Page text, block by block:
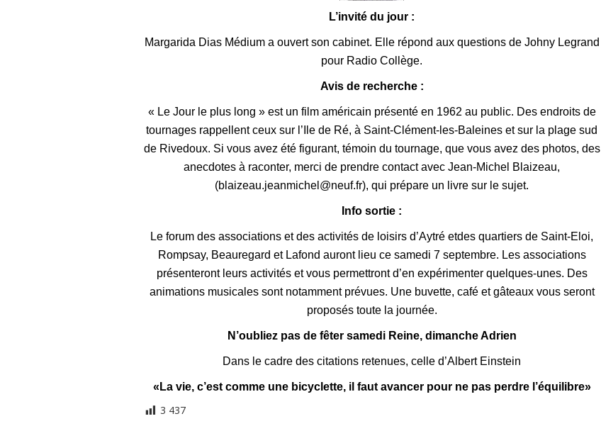
L’invité du jour :
Margarida Dias Médium a ouvert son cabinet. Elle répond aux questions de Johny Legrand
pour Radio Collège.
Avis de recherche :
« Le Jour le plus long » est un film américain présenté en 1962 au public. Des endroits de
tournages rappellent ceux sur l’Ile de Ré, à Saint-Clément-les-Baleines et sur la plage sud
de Rivedoux. Si vous avez été figurant, témoin du tournage, que vous avez des photos, des
anecdotes à raconter, merci de prendre contact avec Jean-Michel Blaizeau,
(blaizeau.jeanmichel@neuf.fr), qui prépare un livre sur le sujet.
Info sortie :
Le forum des associations et des activités de loisirs d’Aytré etdes quartiers de Saint-Eloi,
Rompsay, Beauregard et Lafond auront lieu ce samedi 7 septembre. Les associations
présenteront leurs activités et vous permettront d’en expérimenter quelques-unes. Des
animations musicales sont notamment prévues. Une buvette, café et gâteaux vous seront
proposés toute la journée.
N’oubliez pas de fêter samedi Reine, dimanche Adrien
Dans le cadre des citations retenues, celle d’Albert Einstein
«La vie, c’est comme une bicyclette, il faut avancer pour ne pas perdre l’équilibre»
3 437